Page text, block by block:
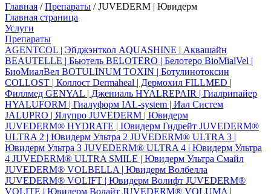
Главная /Препараты /JUVEDERM | Ювидерм
Главная страница
Услуги
Препараты
AGENTCOL | Эйджэнткол AQUASHINE | Аквашайн
BEAUTELLE | Бьютель BELOTERO | Белотеро BioMialVel |
БиоМиалВел BOTULINUM TOXIN | Ботулинотоксин
COLLOST | Коллост Dermaheal | Дермохил FILLMED |
Филлмед GENYAL | Джениаль HYALREPAIR | Гиалрипайер
HYALUFORM | Гиалуформ IAL-system | Иал Систем
JALUPRO | Ялупро JUVEDERM | Ювидерм
JUVEDERM® HYDRATE | Ювидерм Гидрейт JUVEDERM®
ULTRA 2 | Ювидерм Ультра 2 JUVEDERM® ULTRA 3 |
Ювидерм Ультра 3 JUVEDERM® ULTRA 4 | Ювидерм Ультра
4 JUVEDERM® ULTRA SMILE | Ювидерм Ультра Смайл
JUVEDERM® VOLBELLA | Ювидерм Волбелла
JUVEDERM® VOLIFT | Ювидерм Волифт JUVEDERM®
VOLITE | Ювидерм Волайт JUVEDERM® VOLUMA |